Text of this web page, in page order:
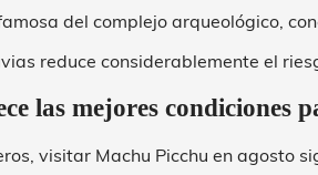
del complejo arqueológico,
reduce considerablemente el
las mejores condiciones
visitar Machu Picchu en agosto